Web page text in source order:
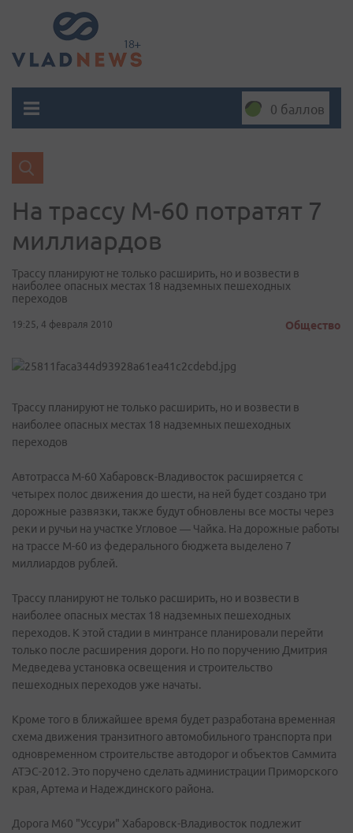
0 баллов
На трассу М-60 потратят 7
миллиардов
Трассу планируют не только расширить, но и возвести в
наиболее опасных местах 18 надземных пешеходных
переходов
19:25, 4 февраля 2010 Общество
Трассу планируют не только расширить, но и возвести в
наиболее опасных местах 18 надземных пешеходных
переходов
Автотрасса М-60 Хабаровск-Владивосток расширяется с
четырех полос движения до шести, на ней будет создано три
дорожные развязки, также будут обновлены все мосты через
реки и ручьи на участке Угловое — Чайка. На дорожные работы
на трассе М-60 из федерального бюджета выделено 7
миллиардов рублей.
Трассу планируют не только расширить, но и возвести в
наиболее опасных местах 18 надземных пешеходных
переходов. К этой стадии в минтрансе планировали перейти
только после расширения дороги. Но по поручению Дмитрия
Медведева установка освещения и строительство
пешеходных переходов уже начаты.
Кроме того в ближайшее время будет разработана временная
схема движения транзитного автомобильного транспорта при
одновременном строительстве автодорог и объектов Саммита
АТЭС-2012. Это поручено сделать администрации Приморского
края, Артема и Надеждинского района.
Дорога М60 "Уссури" Хабаровск-Владивосток подлежит